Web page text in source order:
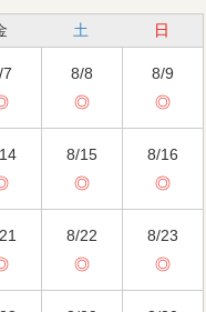
土 日
7
8/8
◎
8/9
◎
8/15
◎
8/16
◎
8/22
◎
8/23
◎